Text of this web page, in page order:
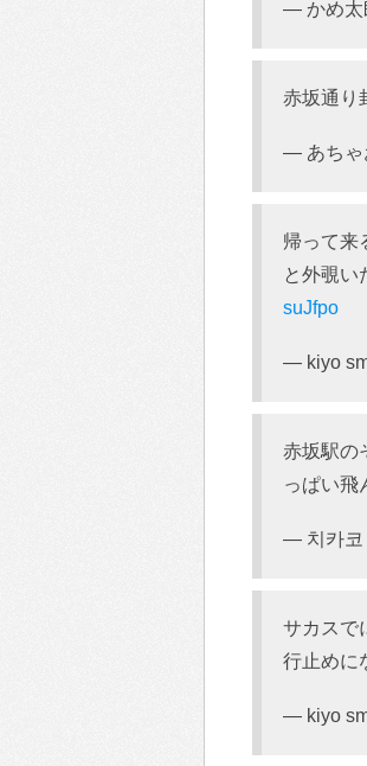
— かめ太
赤坂通り
— あちゃ
帰って来
と外覗い
suJfpo
— kiyo
赤坂駅の
っぱい飛
— 치카코
サカスで
行止めに
— kiyo